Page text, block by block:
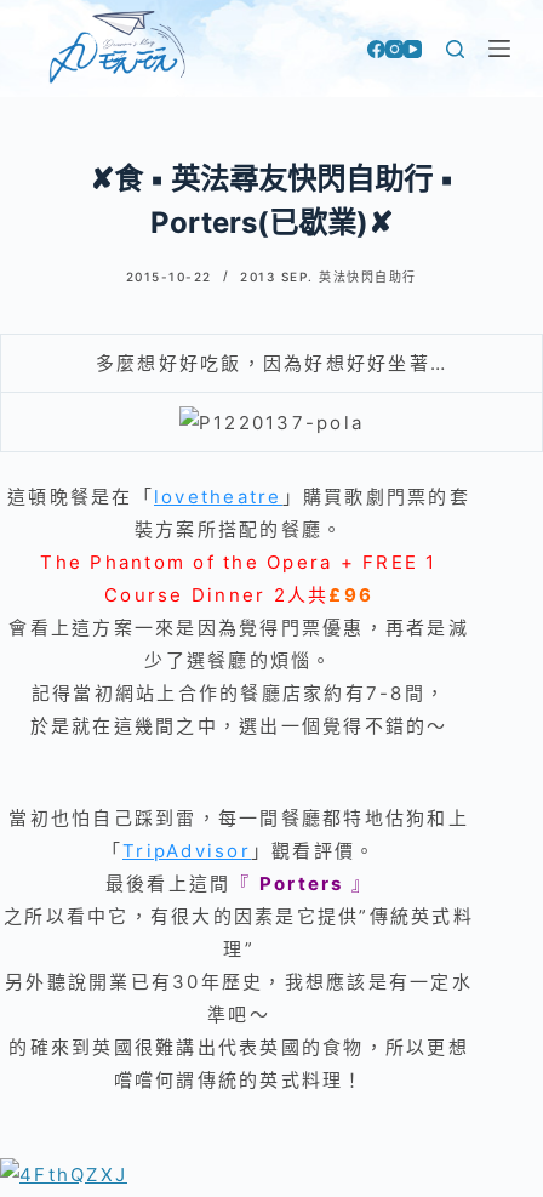
✘食 ▪ 英法尋友快閃自助行 ▪
Porters(已歇業)✘
2015-10-22 2013 SEP. 英法快閃自助行
多麼想好好吃飯，因為好想好好坐著…
這頓晚餐是在「lovetheatre 」購買歌劇門票的套
裝方案所搭配的餐廳。
The Phantom of the Opera + FREE 1
Course Dinner 2人共£96
會看上這方案一來是因為覺得門票優惠，再者是減
少了選餐廳的煩惱 。
記得當初網站上合作的餐廳店家約有7-8間，
於是就在這幾間之中，選出一個覺得不錯的～
當初也怕自己踩到雷，每一間餐廳都特地估狗和上
「TripAdvisor 」觀看評價。
最後看上這間
『 Porters 』
之所以看中它，有很大的因素是它提供”傳統英式料
理”
另外聽說開業已有30年歷史，我想應該是有一定水
準吧～
的確來到英國很難講出代表英國的食物，所以更想
嚐嚐何謂傳統的英式料理！